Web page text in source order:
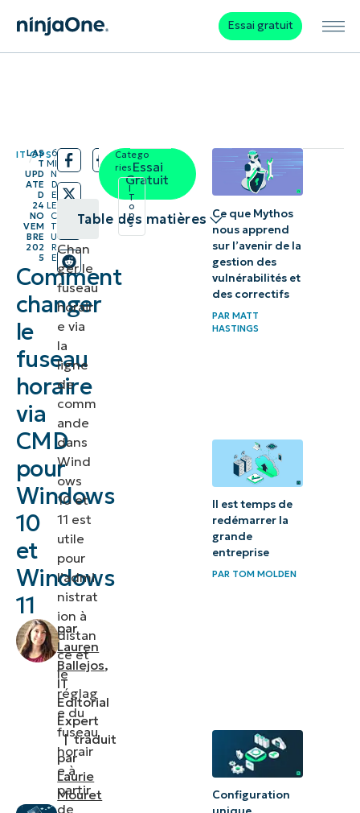
Essai gratuit
IT OPS
/
LAS
T
UPD
ATE
D
24
NO
VEM
BRE
202
5
/
6
MI
N
D
E
LE
C
T
U
R
E
Comment
changer
le
fuseau
horaire
via
CMD
pour
Windows
10
et
Windows
11
par
Lauren
Ballejos,
IT
Editorial
Expert
|traduit
par
Laurie
Mouret
Table des matières
du fuseau
horaire
commande
Windows
11 :
instructions
étape
Exemples de
CMD de
changement
de fuseau
Chan
ger le
fuseau
horair
e via
la
ligne
de
comm
ande
dans
Wind
ows
10 et
11 est
utile
pour
l’admi
nistrat
ion à
distan
ce et
le
réglag
e du
fuseau
horair
e à
partir
de
Essai
Gratuit
Catego
ries:
I
T
o
p
s
Ce que Mythos
nous apprend
sur l’avenir de la
gestion des
vulnérabilités et
des correctifs
PAR MATT
HASTINGS
Il est temps de
redémarrer la
grande
entreprise
PAR TOM MOLDEN
Configuration